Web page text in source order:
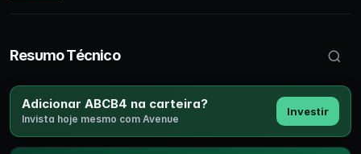
Resumo Técnico
Adicionar ABCB4 na carteira?
Invista hoje mesmo com Avenue
Investir